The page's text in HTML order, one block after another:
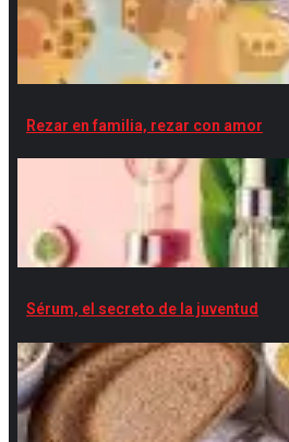
Rezar en familia, rezar con amor
Sérum, el secreto de la juventud